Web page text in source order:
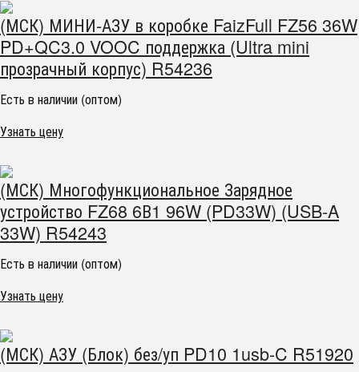
(МСК) МИНИ-АЗУ в коробке FaizFull FZ56 36W
PD+QC3.0 VOOC поддержка (Ultra mini
прозрачный корпус) R54236
Есть в наличии (оптом)
Узнать цену
(МСК) Многофункциональное Зарядное
устройство FZ68 6В1 96W (PD33W) (USB-A
33W) R54243
Есть в наличии (оптом)
Узнать цену
(МСК) АЗУ (Блок) без/уп PD10 1usb-C R51920